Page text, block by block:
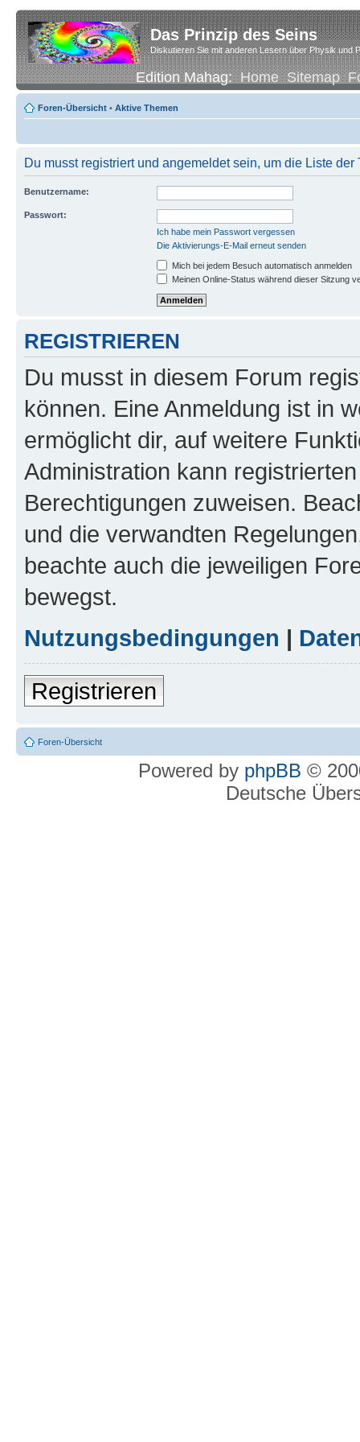
Das Prinzip des Seins
Diskutieren Sie mit anderen Lesern über Physik und
Edition Mahag:Home Sitemap
Foren-Übersicht • Aktive Themen
Du musst registriert und angemeldet sein, um die Liste
Benutzername:
Passwort:
Ich habe mein Passwort vergessen
Die Aktivierungs-E-Mail erneut senden
Mich bei jedem Besuch automatisch anmelden
Meinen Online-Status während dieser Sitzung
REGISTRIEREN
Du musst in diesem Forum
können. Eine Anmeldung ist in
ermöglicht dir, auf weitere
Administration kann
Berechtigungen zuweisen.
und die verwandten
beachte auch die jeweiligen
bewegst.
Nutzungsbedingungen |
Registrieren
Foren-Übersicht
Powered by phpBB ©
Deutsche